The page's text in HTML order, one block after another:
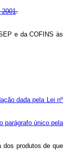
2001.
e da COFINS às
dada pela Lei nº
parágrafo único pela
dos produtos de que